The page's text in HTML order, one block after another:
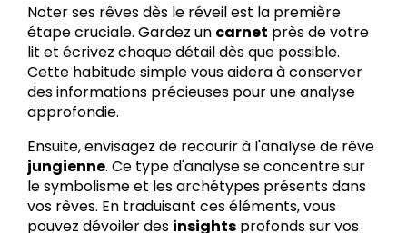
Noter ses rêves dès le réveil est la première
étape cruciale. Gardez un carnet près de votre
lit et écrivez chaque détail dès que possible.
Cette habitude simple vous aidera à conserver
des informations précieuses pour une analyse
approfondie.
Ensuite, envisagez de recourir à l'analyse de rêve
jungienne. Ce type d'analyse se concentre sur
le symbolisme et les archétypes présents dans
vos rêves. En traduisant ces éléments, vous
pouvez dévoiler des insightsprofonds sur vos